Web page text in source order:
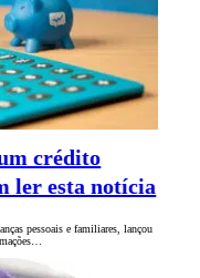
crédito
ler esta notícia
pessoais e familiares, lançou